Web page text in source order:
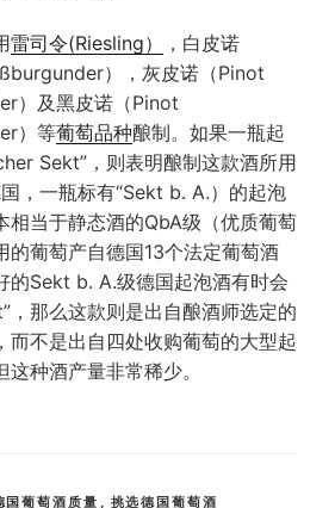
雷司令(Riesling）
，白皮诺
），灰皮诺（Pinot
）及黑皮诺（Pinot
）等葡萄品种酿制。如果一瓶起
Sekt”，则表明酿制这款酒所用
，一瓶标有“Sekt b. A.）的起泡
相当于静态酒的QbA级（优质葡萄
的葡萄产自德国13个法定葡萄酒
的Sekt b. A.级德国起泡酒有时会
，那么这款则是出自酿酒师选定的
而不是出自四处收购葡萄的大型起
种酒产量非常稀少。
国葡萄酒质量 , 挑选德国葡萄酒